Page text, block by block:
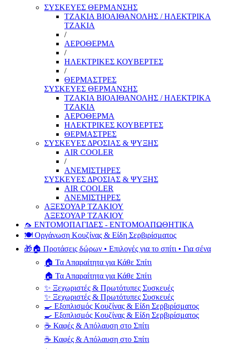
ΣΥΣΚΕΥΕΣ ΘΕΡΜΑΝΣΗΣ
ΤΖΑΚΙΑ ΒΙΟΑΙΘΑΝΟΛΗΣ / ΗΛΕΚΤΡΙΚΑ
ΤΖΑΚΙΑ
/
ΑΕΡΟΘΕΡΜΑ
/
ΗΛΕΚΤΡΙΚΕΣ ΚΟΥΒΕΡΤΕΣ
/
ΘΕΡΜΑΣΤΡΕΣ
ΣΥΣΚΕΥΕΣ ΘΕΡΜΑΝΣΗΣ
ΤΖΑΚΙΑ ΒΙΟΑΙΘΑΝΟΛΗΣ / ΗΛΕΚΤΡΙΚΑ
ΤΖΑΚΙΑ
ΑΕΡΟΘΕΡΜΑ
ΗΛΕΚΤΡΙΚΕΣ ΚΟΥΒΕΡΤΕΣ
ΘΕΡΜΑΣΤΡΕΣ
ΣΥΣΚΕΥΕΣ ΔΡΟΣΙΑΣ & ΨΥΞΗΣ
AIR COOLER
/
ΑΝΕΜΙΣΤΗΡΕΣ
ΣΥΣΚΕΥΕΣ ΔΡΟΣΙΑΣ & ΨΥΞΗΣ
AIR COOLER
ΑΝΕΜΙΣΤΗΡΕΣ
ΑΞΕΣΟΥΑΡ ΤΖΑΚΙΟΥ
ΑΞΕΣΟΥΑΡ ΤΖΑΚΙΟΥ
🦟 ΕΝΤΟΜΟΠΑΓΙΔΕΣ - ΕΝΤΟΜΟΑΠΩΘΗΤΙΚΑ
🍽️ Οργάνωση Κουζίνας & Είδη Σερβιρίσματος
🎁🏠 Προτάσεις δώρων • Επιλογές για το σπίτι • Για σένα
🏠 Τα Απαραίτητα για Κάθε Σπίτι
🏠 Τα Απαραίτητα για Κάθε Σπίτι
✨ Ξεχωριστές & Πρωτότυπες Συσκευές
✨ Ξεχωριστές & Πρωτότυπες Συσκευές
🍳 Εξοπλισμός Κουζίνας & Είδη Σερβιρίσματος
🍳 Εξοπλισμός Κουζίνας & Είδη Σερβιρίσματος
☕ Καφές & Απόλαυση στο Σπίτι
☕ Καφές & Απόλαυση στο Σπίτι